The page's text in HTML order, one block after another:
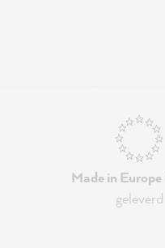
Made in Europe
geleverd